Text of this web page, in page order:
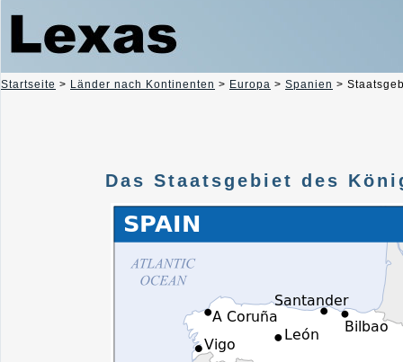
Startseite > Länder nach Kontinenten > Europa > Spanien >
Das Staatsgebiet des